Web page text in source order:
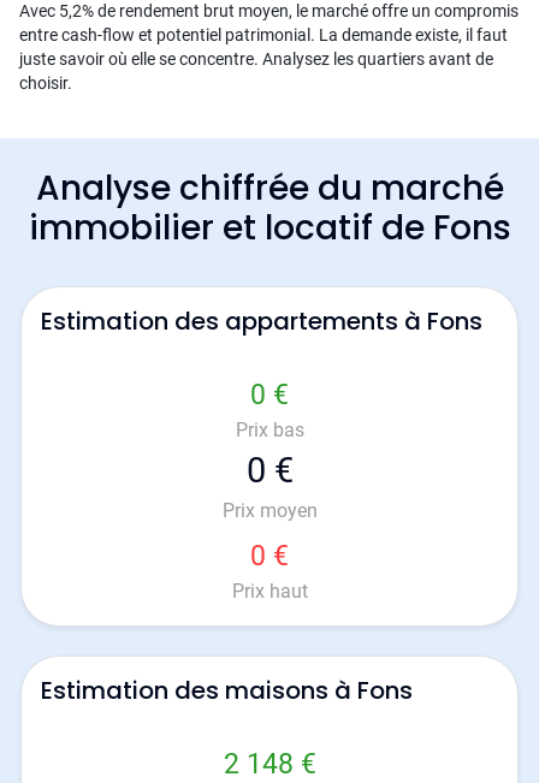
Avec 5,2% de rendement brut moyen, le marché offre un compromis
entre cash-flow et potentiel patrimonial. La demande existe, il faut
juste savoir où elle se concentre. Analysez les quartiers avant de
choisir.
Analyse chiffrée du marché
immobilier et locatif de Fons
Estimation des appartements à Fons
0 €
Prix bas
0 €
Prix moyen
0 €
Prix haut
Estimation des maisons à Fons
2 148 €